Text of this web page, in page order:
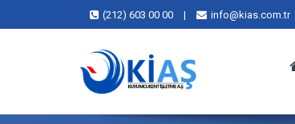
(212) 603 00 00 | info@kias.com.tr